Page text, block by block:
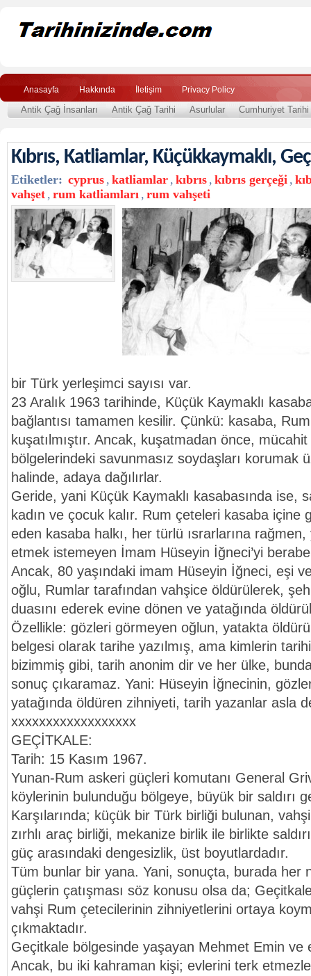
Anasayfa Hakkında İletişim Privacy Policy
Antik Çağ İnsanları Antik Çağ Tarihi Asurlular Cumhuriyet Tarihi
Kıbrıs, Katliamlar, Küçükkaymaklı,
Etiketler: cyprus , katliamlar , kıbrıs , kıbrıs gerçeği ,
vahşet , rum katliamları , rum vahşeti
bir Türk yerleşimci sayısı var.
23 Aralık 1963 tarihinde, Küçük Kaymaklı
bağlantısı tamamen kesilir. Çünkü: kasaba,
kuşatılmıştır. Ancak, kuşatmadan önce,
bölgelerindeki savunmasız soydaşları korumak
halinde, adaya dağılırlar.
Geride, yani Küçük Kaymaklı kasabasında ise,
kadın ve çocuk kalır. Rum çeteleri kasaba içine
eden kasaba halkı, her türlü ısrarlarına
etmek istemeyen İmam Hüseyin İğneci’yi
Ancak, 80 yaşındaki imam Hüseyin İğneci, eşi
oğlu, Rumlar tarafından vahşice öldürülerek,
duasını ederek evine dönen ve yatağında
Özellikle: gözleri görmeyen oğlun, yatakta
belgesi olarak tarihe yazılmış, ama kimlerin
bizimmiş gibi, tarih anonim dir ve her ülke,
sonuç çıkaramaz. Yani: Hüseyin İğnecinin,
yatağında öldüren zihniyeti, tarih yazanlar asla
xxxxxxxxxxxxxxxxxx
GEÇİTKALE:
Tarih: 15 Kasım 1967.
Yunan-Rum askeri güçleri komutanı General
köylerinin bulunduğu bölgeye, büyük bir saldırı
Karşılarında; küçük bir Türk birliği bulunan,
zırhlı araç birliği, mekanize birlik ile birlikte
güç arasındaki dengesizlik, üst boyutlardadır.
Tüm bunlar bir yana. Yani, sonuçta, burada her
güçlerin çatışması söz konusu olsa da;
vahşi Rum çetecilerinin zihniyetlerini ortaya
çıkmaktadır.
Geçitkale bölgesinde yaşayan Mehmet Emin ve
Ancak, bu iki kahraman kişi; evlerini terk